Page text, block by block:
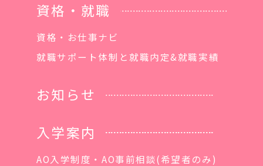
資格・就職
資格・お仕事ナビ
就職サポート体制と就職内定&就職実績
お知らせ
入学案内
AO入学制度・AO事前相談(希望者のみ)